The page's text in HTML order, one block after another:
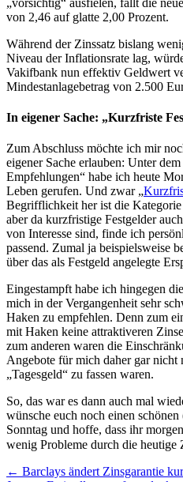
von 2,46 auf glatte 2,00 Prozent.
Während der Zinssatz bislang
Niveau der Inflationsrate lag,
Vakifbank nun effektiv Geldwert
Mindestanlagebetrag von 2.500
In eigener Sache: „Kurzfriste
Zum Abschluss möchte ich mir
eigener Sache erlauben: Unter
Empfehlungen“ habe ich heute
Leben gerufen. Und zwar „
Begrifflichkeit her ist die
aber da kurzfristige Festgelder
von Interesse sind, finde ich
passend. Zumal ja beispielsweise
über das als Festgeld angelegte
Eingestampft habe ich hingegen
mich in der Vergangenheit sehr
Haken zu empfehlen. Denn zum
mit Haken keine attraktiveren
zum anderen waren die
Angebote für mich daher gar
„Tagesgeld“ zu fassen waren.
So, das war es dann auch mal
wünsche euch noch einen
Sonntag und hoffe, dass ihr
wenig Probleme durch die heutige
Beitragsnavigation
← Barclays ändert Zinsgarantie